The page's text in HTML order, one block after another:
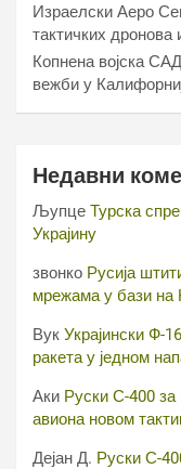
Израелски Аеро
тактичких
Копнена војска
вежби у
Недавни
Љупце Турска
Украјину
звонко Русија
мрежама у бази на
Вук Украјински Ф-
ракета у једном
Аки Руски С-400 за
авиона новом
Дејан Д. Руски С-